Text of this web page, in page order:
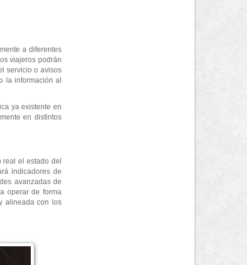
a diferentes
viajeros podrán
servicio o avisos
la información al
ya existente en
en distintos
el estado del
indicadores de
avanzadas de
operar de forma
alineada con los